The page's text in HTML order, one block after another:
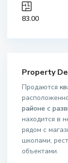
83.00
Property
Продаются
районе с
находится в
рядом с
школами,
объектами.